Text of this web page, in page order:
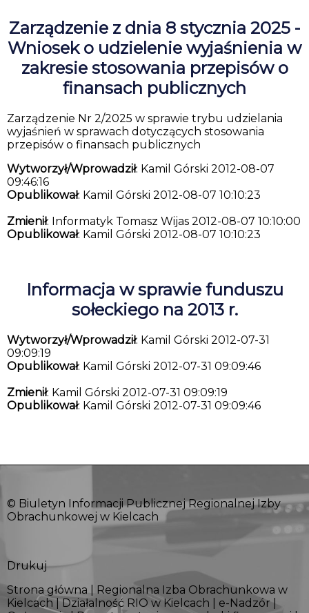
Zarządzenie z dnia 8 stycznia 2025 -
Wniosek o udzielenie wyjaśnienia w
zakresie stosowania przepisów o
finansach publicznych
Zarządzenie Nr 2/2025 w sprawie trybu udzielania
wyjaśnień w sprawach dotyczących stosowania
przepisów o finansach publicznych
Wytworzył/Wprowadził: Kamil Górski 2012-08-07
09:46:16
Opublikował: Kamil Górski 2012-08-07 10:10:23
Zmienił: Informatyk Tomasz Wijas 2012-08-07 10:10:00
Opublikował: Kamil Górski 2012-08-07 10:10:23
Informacja w sprawie funduszu
sołeckiego na 2013 r.
Wytworzył/Wprowadził: Kamil Górski 2012-07-31
09:09:19
Opublikował: Kamil Górski 2012-07-31 09:09:46
Zmienił: Kamil Górski 2012-07-31 09:09:19
Opublikował: Kamil Górski 2012-07-31 09:09:46
© Biuletyn Informacji Publicznej Regionalnej Izby
Obrachunkowej w Kielcach
Drukuj
Strona główna
Regionalna Izba Obrachunkowa w
Kielcach|Działalność RIO w Kielcach e-Nadzór|